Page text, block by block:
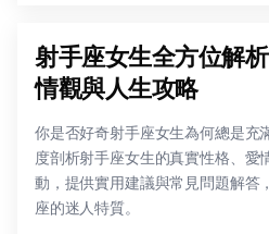
射手座女生全方位解
情觀與人生攻略
你是否好奇射手座女生為何總是充
度剖析射手座女生的真實性格、愛
動，提供實用建議與常見問題解答
座的迷人特質。